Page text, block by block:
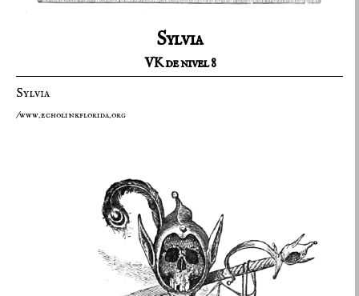
Sylvia
VK de nivel 8
Sylvia
/www.echolinkflorida.org